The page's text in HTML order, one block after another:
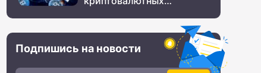
Подпишись на новости